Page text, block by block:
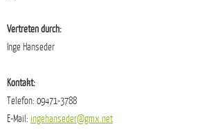
Vertreten durch:
Inge Hanseder
Kontakt:
Telefon: 09471-3788
E-Mail: ingehanseder@gmx.net